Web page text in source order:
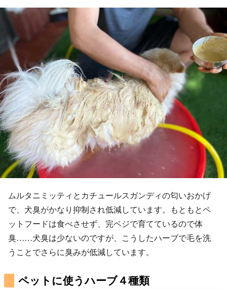
ムルタニミッティとカチュールスガンディの匂いおかげ
で、犬臭がかなり抑制され低減しています。もともとペ
ットフードは食べさせず、完ベジで育てているので体
臭……犬臭は少ないのですが、こうしたハーブで毛を洗
うことでさらに臭みが低減しています。
ペットに使うハーブ４種類